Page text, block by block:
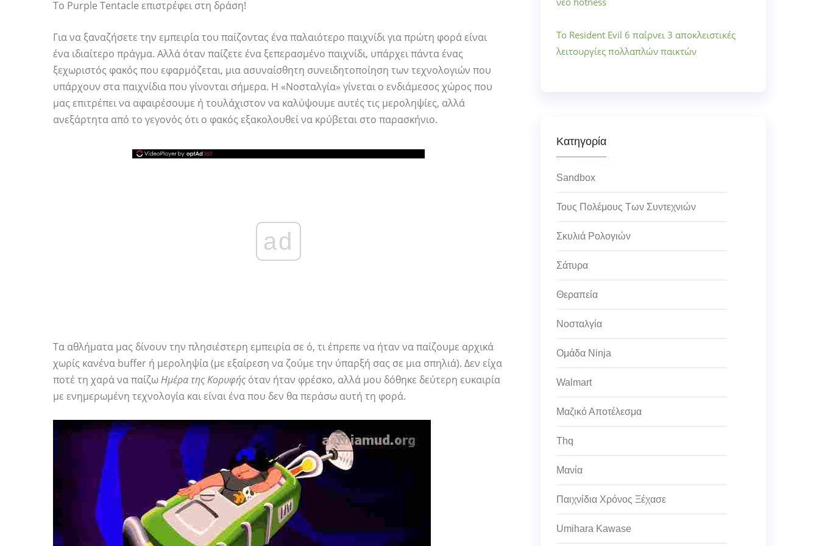
Το Purple Tentacle επιστρέφει στη δράση!
Για να ξαναζήσετε την εμπειρία του παίζοντας ένα παλαιότερο παιχνίδι για πρώτη φορά είναι
ένα ιδιαίτερο πράγμα. Αλλά όταν παίζετε ένα ξεπερασμένο παιχνίδι, υπάρχει πάντα ένας
ξεχωριστός φακός που εφαρμόζεται, μια ασυναίσθητη συνειδητοποίηση των τεχνολογιών που
υπάρχουν στα παιχνίδια που γίνονται σήμερα. Η «Νοσταλγία» γίνεται ο ενδιάμεσος χώρος που
μας επιτρέπει να αφαιρέσουμε ή τουλάχιστον να καλύψουμε αυτές τις μεροληψίες, αλλά
ανεξάρτητα από το γεγονός ότι ο φακός εξακολουθεί να κρύβεται στο παρασκήνιο.
ad
Τα αθλήματα μας δίνουν την πλησιέστερη εμπειρία σε ό, τι έπρεπε να ήταν να παίζουμε αρχικά
χωρίς κανένα buffer ή μεροληψία (με εξαίρεση να ζούμε την ύπαρξή σας σε μια σπηλιά). Δεν είχα
ποτέ τη χαρά να παίζωΗμέρα της Κορυφής όταν ήταν φρέσκο, αλλά μου δόθηκε δεύτερη ευκαιρία
με ενημερωμένη τεχνολογία και είναι ένα που δεν θα περάσω αυτή τη φορά.
Το Resident Evil 6 παίρνει 3 αποκλειστικές
λειτουργίες πολλαπλών παικτών
Κατηγορία
Sandbox
Τους Πολέμους Των Συντεχνιών
Σκυλιά Ρολογιών
Σάτυρα
Θεραπεία
Νοσταλγία
Ομάδα Ninja
Walmart
Μαζικό Αποτέλεσμα
Thq
Μανία
Παιχνίδια Χρόνος Ξέχασε
Umihara Kawase